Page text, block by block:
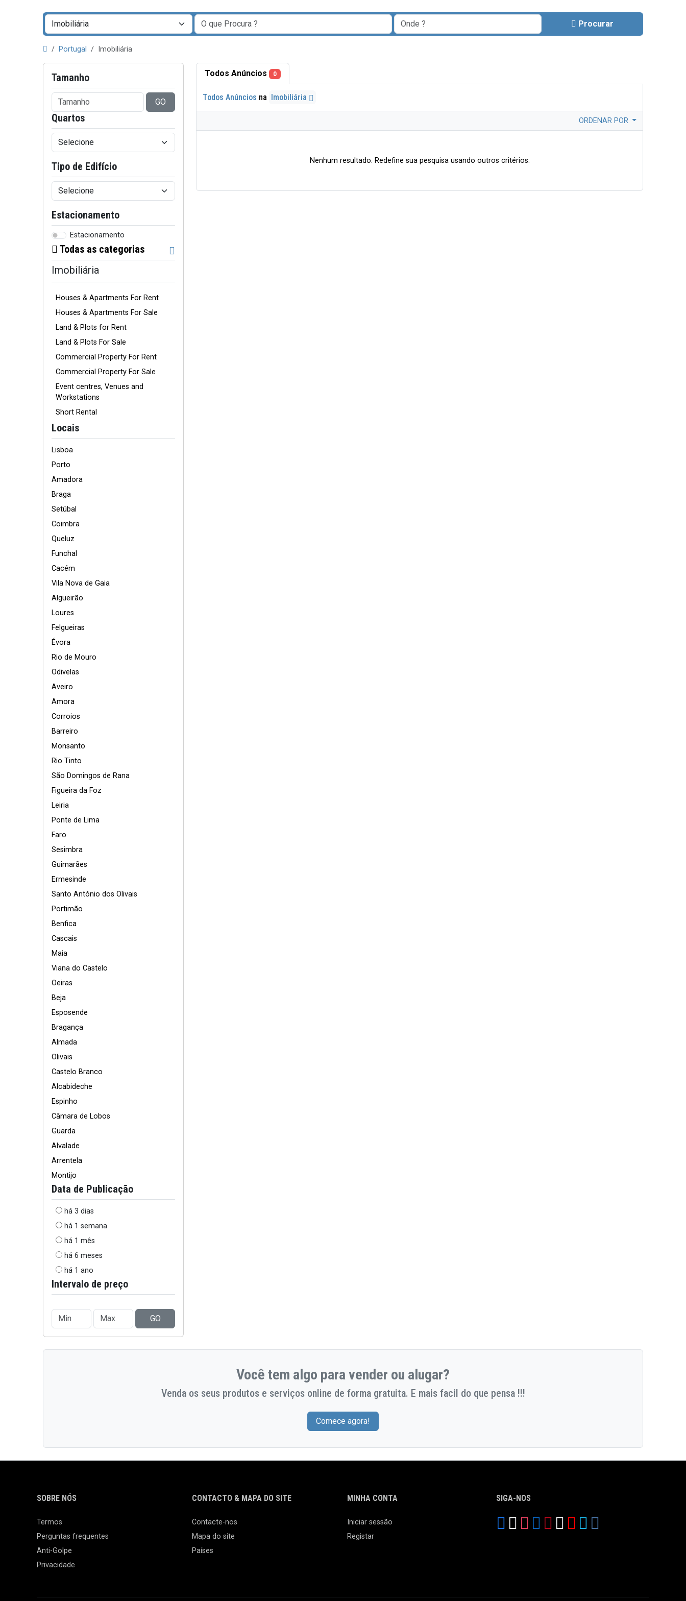
Procurar
Portugal Imobiliária
Tamanho
GO
Quartos
Tipo de Edifício
Estacionamento
Estacionamento
Todas as categorias
Imobiliária
Houses & Apartments For Rent
Houses & Apartments For Sale
Land & Plots for Rent
Land & Plots For Sale
Commercial Property For Rent
Commercial Property For Sale
Event centres, Venues and
Workstations
Short Rental
Locais
Lisboa
Porto
Amadora
Braga
Setúbal
Coimbra
Queluz
Funchal
Cacém
Vila Nova de Gaia
Algueirão
Loures
Felgueiras
Évora
Rio de Mouro
Odivelas
Aveiro
Amora
Corroios
Barreiro
Monsanto
Rio Tinto
São Domingos de Rana
Figueira da Foz
Leiria
Ponte de Lima
Faro
Sesimbra
Guimarães
Ermesinde
Santo António dos Olivais
Portimão
Benfica
Cascais
Maia
Viana do Castelo
Oeiras
Beja
Esposende
Bragança
Almada
Olivais
Castelo Branco
Alcabideche
Espinho
Câmara de Lobos
Guarda
Alvalade
Arrentela
Montijo
Data de Publicação
há 3 dias
há 1 semana
há 1 mês
há 6 meses
há 1 ano
Intervalo de preço
GO
Todos Anúncios 0
Todos Anúncios na Imobiliária
ORDENAR POR
Nenhum resultado. Redefine sua pesquisa usando outros critérios.
Você tem algo para vender ou alugar?
Venda os seus produtos e serviços online de forma gratuita. E mais facil do que pensa !!!
Comece agora!
SOBRE NÓS
Termos
Perguntas frequentes
Anti-Golpe
Privacidade
CONTACTO & MAPA DO SITE
Contacte-nos
Mapa do site
Países
MINHA CONTA
Iniciar sessão
Registar
SIGA-NOS